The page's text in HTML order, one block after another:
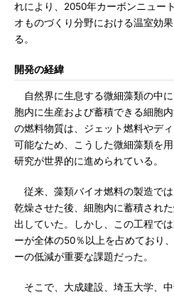
れにより、2050年カーボンニュー
オものづくり分野における温室効
る。
開発の経緯
自然界に生息する微細藻類の中
胞内に生産および蓄積できる細胞
の燃料物質は、ジェット燃料やデ
可能なため、こうした微細藻類を
研究が世界的に進められている。
従来、藻類バイオ燃料の製造で
乾燥させた後、細胞内に蓄積され
出していた。しかし、この工程で
ーが全体の50％以上を占めており
ーの低減が重要な課題だった。
そこで、大成建設、埼玉大学、